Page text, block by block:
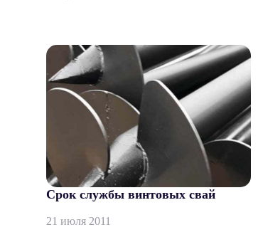
Срок службы винтовых свай
21 июля 2011